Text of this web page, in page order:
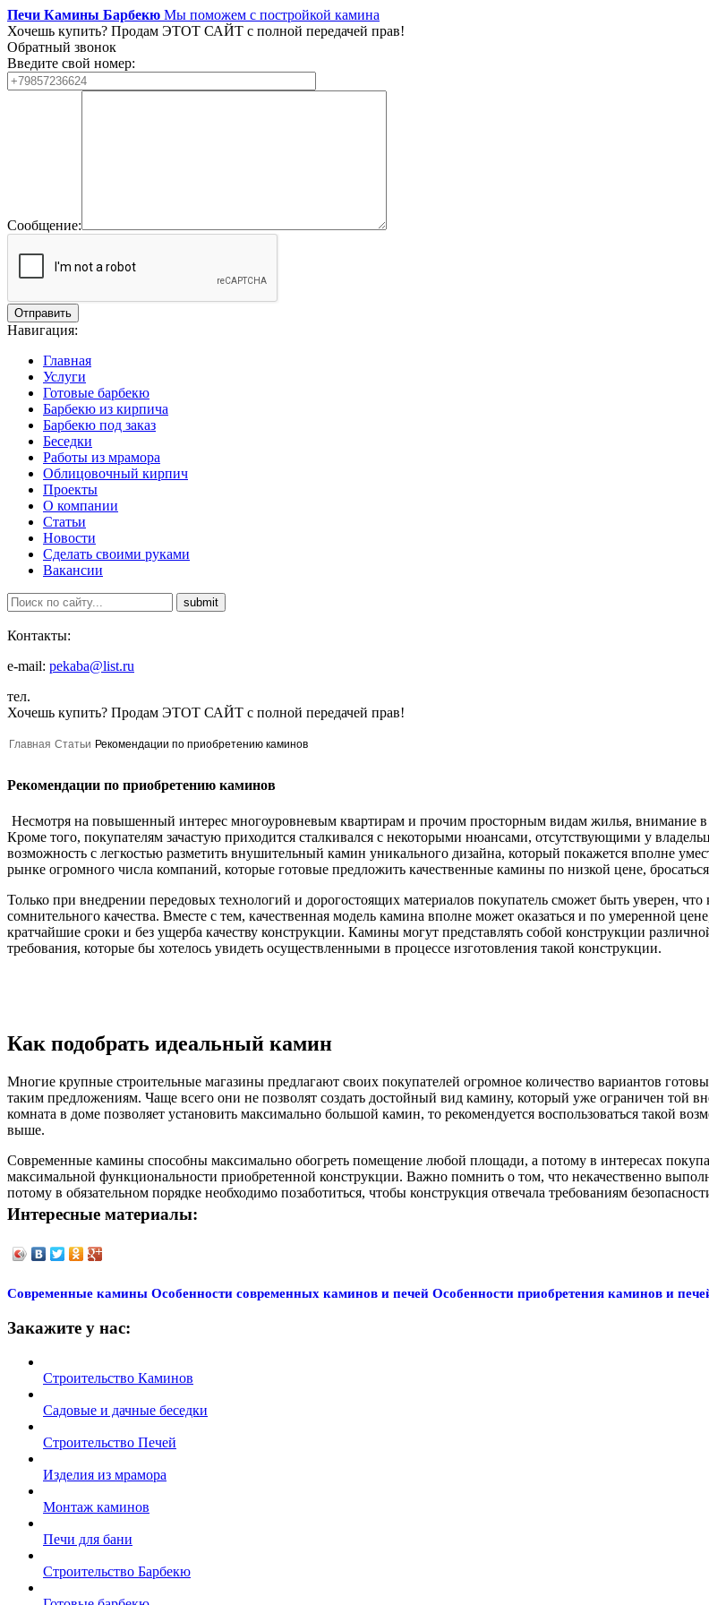
Печи Камины Барбекю Мы поможем с постройкой камина
Хочешь купить? Продам ЭТОТ САЙТ с полной передачей прав!
Обратный звонок
Введите свой номер:
Сообщение:
Навигация:
Главная
Услуги
Готовые барбекю
Барбекю из кирпича
Барбекю под заказ
Беседки
Работы из мрамора
Облицовочный кирпич
Проекты
О компании
Статьи
Новости
Сделать своими руками
Вакансии
Контакты:
e-mail: pekaba@list.ru
тел.
Хочешь купить? Продам ЭТОТ САЙТ с полной передачей прав!
Главная Статьи Рекомендации по приобретению каминов
Рекомендации по приобретению каминов
Несмотря на повышенный интерес многоуровневым квартирам и прочим просторным видам жилья, внимание
Кроме того, покупателям зачастую приходится сталкивался с некоторыми нюансами, отсутствующими у
возможность с легкостью разметить внушительный камин уникального дизайна, который покажется вполне
рынке огромного числа компаний, которые готовые предложить качественные камины по низкой цене,
Только при внедрении передовых технологий и дорогостоящих материалов покупатель сможет быть уверен,
сомнительного качества. Вместе с тем, качественная модель камина вполне может оказаться и по умеренной
кратчайшие сроки и без ущерба качеству конструкции. Камины могут представлять собой конструкции
требования, которые бы хотелось увидеть осуществленными в процессе изготовления такой конструкции.
Как подобрать идеальный камин
Многие крупные строительные магазины предлагают своих покупателей огромное количество вариантов
таким предложениям. Чаще всего они не позволят создать достойный вид камину, который уже ограничен той
комната в доме позволяет установить максимально большой камин, то рекомендуется воспользоваться такой
выше.
Современные камины способны максимально обогреть помещение любой площади, а потому в интересах
максимальной функциональности приобретенной конструкции. Важно помнить о том, что некачественно
потому в обязательном порядке необходимо позаботиться, чтобы конструкция отвечала требованиям
Интересные материалы:
Современные камины Особенности современных каминов и печей Особенности приобретения каминов и
Закажите у нас:
Строительство Каминов
Садовые и дачные беседки
Строительство Печей
Изделия из мрамора
Монтаж каминов
Печи для бани
Строительство Барбекю